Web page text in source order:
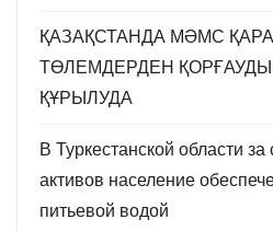
ҚАЗАҚСТАНДА МӘМС
ТӨЛЕМДЕРДЕН
ҚҰРЫЛУДА
В Туркестанской области
активов население
питьевой водой